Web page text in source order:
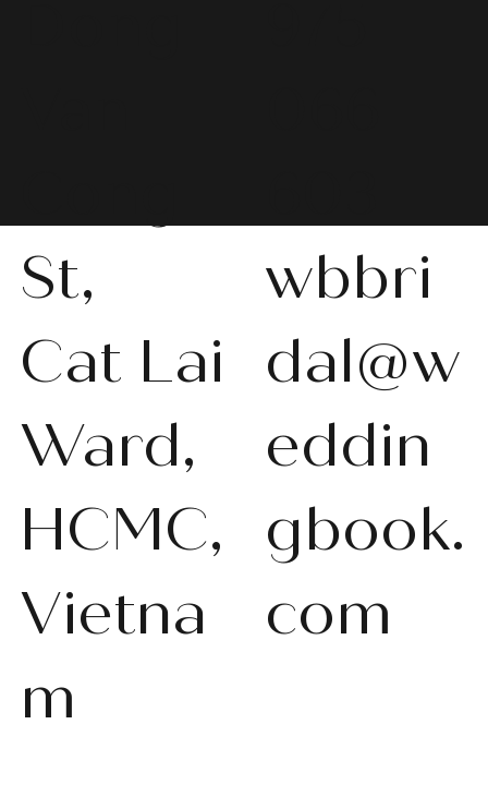
St,
Cat Lai
Ward,
HCMC,
Vietna
m
wbbri
dal@w
eddin
gbook.
com